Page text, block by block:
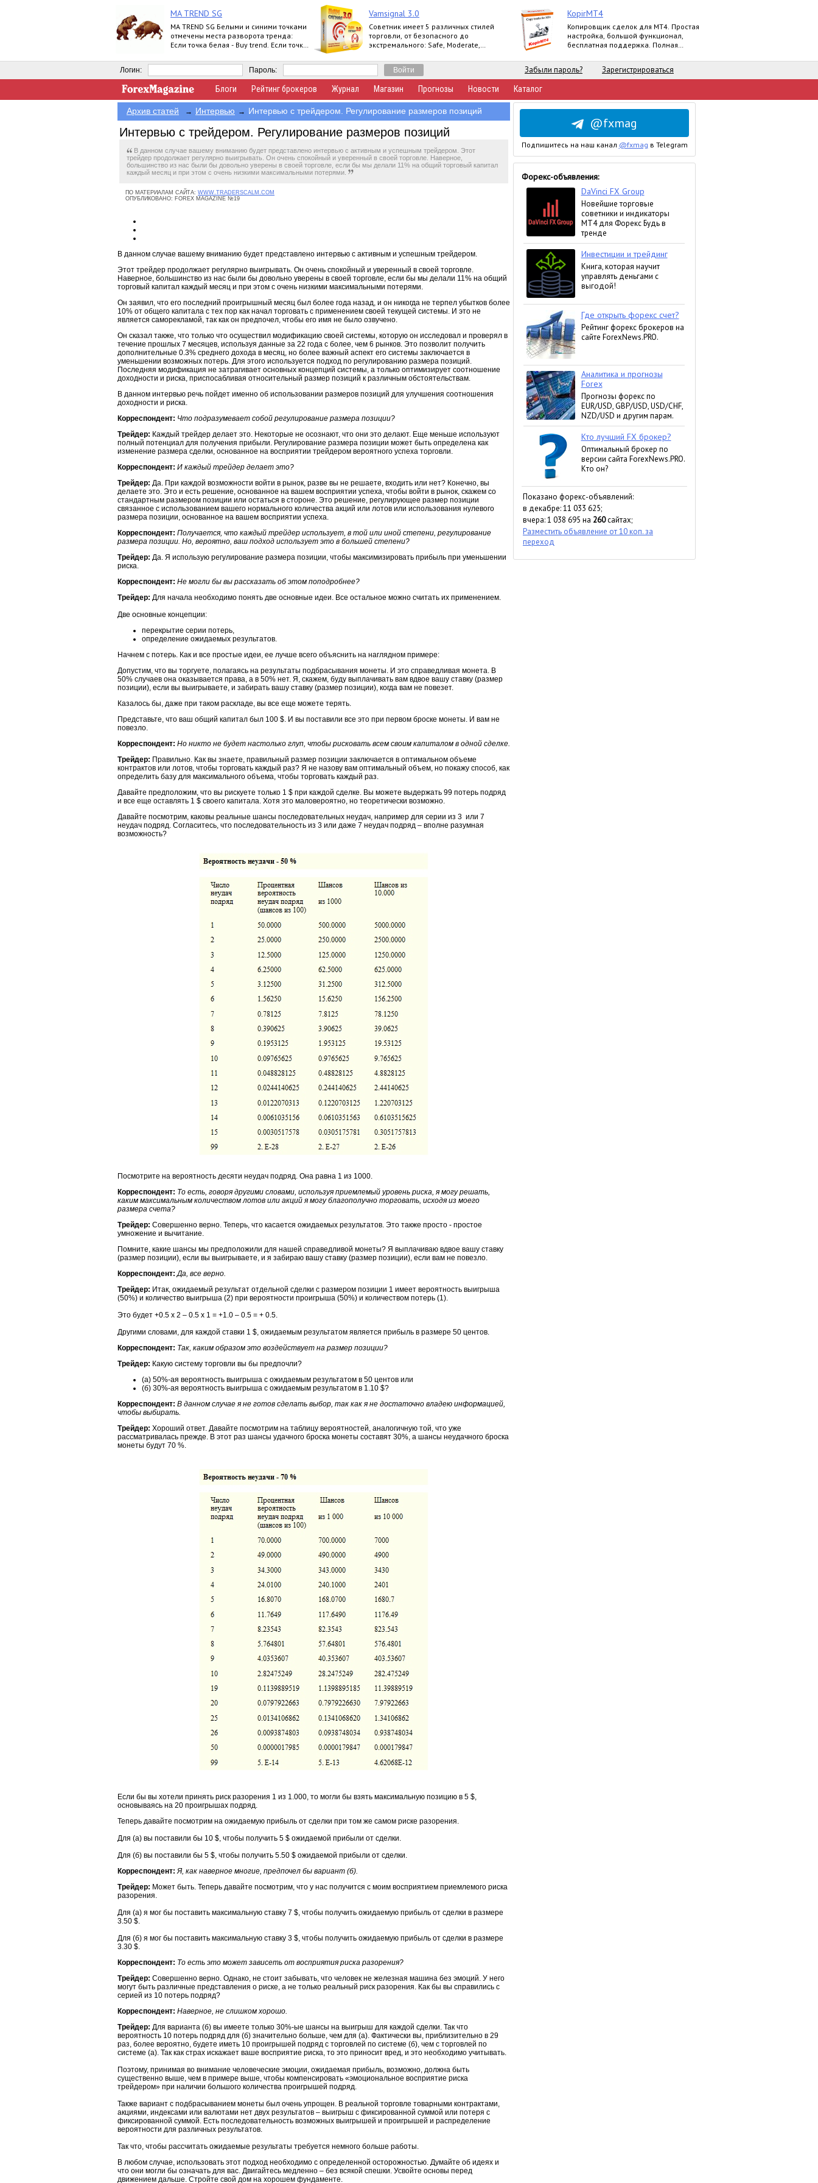
MA TREND SG
MA TREND SG Белыми и синими точками
отмечены места разворота тренда:
Если точка белая - Buy trend. Если точка
Vamsignal 3.0
Советник имеет 5 различных стилей
торговли, от безопасного до
экстремального: Safe, Moderate,
KopirMT4
Копировщик сделок для МТ4. Простая
настройка, большой функционал,
бесплатная поддержка. Полная
Логин: Пароль: Забыли пароль? Зарегистрироваться
Блоги Рейтинг брокеров Журнал Магазин Прогнозы Новости Каталог
Архив статей → Интервью → Интервью с трейдером. Регулирование размеров позиций
Интервью с трейдером. Регулирование размеров позиций
В данном случае вашему вниманию будет представлено интервью с активным и успешным трейдером. Этот
трейдер продолжает регулярно выигрывать. Он очень спокойный и уверенный в своей торговле. Наверное,
большинство из нас были бы довольно уверены в своей торговле, если бы мы делали 11% на общий торговый капитал
каждый месяц и при этом с очень низкими максимальными потерями.
ПО МАТЕРИАЛАМ САЙТА: WWW.TRADERSCALM.COM
ОПУБЛИКОВАНО: FOREX MAGAZINE №19
В данном случае вашему вниманию будет представлено интервью с активным и успешным трейдером.
Этот трейдер продолжает регулярно выигрывать. Он очень спокойный и уверенный в своей торговле.
Наверное, большинство из нас были бы довольно уверены в своей торговле, если бы мы делали 11% на общий
торговый капитал каждый месяц и при этом с очень низкими максимальными потерями.
Он заявил, что его последний проигрышный месяц был более года назад, и он никогда не терпел убытков более
10% от общего капитала с тех пор как начал торговать с применением своей текущей системы. И это не
является саморекламой, так как он предпочел, чтобы его имя не было озвучено.
Он сказал также, что только что осуществил модификацию своей системы, которую он исследовал и проверял в
течение прошлых 7 месяцев, используя данные за 22 года с более, чем 6 рынков. Это позволит получить
дополнительные 0.3% среднего дохода в месяц, но более важный аспект его системы заключается в
уменьшении возможных потерь. Для этого используется подход по регулированию размера позиций.
Последняя модификация не затрагивает основных концепций системы, а только оптимизирует соотношение
доходности и риска, приспосабливая относительный размер позиций к различным обстоятельствам.
В данном интервью речь пойдет именно об использовании размеров позиций для улучшения соотношения
доходности и риска.
Корреспондент: Что подразумевает собой регулирование размера позиции?
Трейдер: Каждый трейдер делает это. Некоторые не осознают, что они это делают. Еще меньше используют
полный потенциал для получения прибыли. Регулирование размера позиции может быть определена как
изменение размера сделки, основанное на восприятии трейдером вероятного успеха торговли.
Корреспондент: И каждый трейдер делает это?
Трейдер: Да. При каждой возможности войти в рынок, разве вы не решаете, входить или нет? Конечно, вы
делаете это. Это и есть решение, основанное на вашем восприятии успеха, чтобы войти в рынок, скажем со
стандартным размером позиции или остаться в стороне. Это решение, регулирующее размер позиции
связанное с использованием вашего нормального количества акций или лотов или использования нулевого
размера позиции, основанное на вашем восприятии успеха.
Корреспондент: Получается, что каждый трейдер использует, в той или иной степени, регулирование
размера позиции. Но, вероятно, ваш подход использует это в большей степени?
Трейдер: Да. Я использую регулирование размера позиции, чтобы максимизировать прибыль при уменьшении
риска.
Корреспондент: Не могли бы вы рассказать об этом поподробнее?
Трейдер: Для начала необходимо понять две основные идеи. Все остальное можно считать их применением.
Две основные концепции:
перекрытие серии потерь,
определение ожидаемых результатов.
Начнем с потерь. Как и все простые идеи, ее лучше всего объяснить на наглядном примере:
Допустим, что вы торгуете, полагаясь на результаты подбрасывания монеты. И это справедливая монета. В
50% случаев она оказывается права, а в 50% нет. Я, скажем, буду выплачивать вам вдвое вашу ставку (размер
позиции), если вы выигрываете, и забирать вашу ставку (размер позиции), когда вам не повезет.
Казалось бы, даже при таком раскладе, вы все еще можете терять.
Представьте, что ваш общий капитал был 100 $. И вы поставили все это при первом броске монеты. И вам не
повезло.
Корреспондент: Но никто не будет настолько глуп, чтобы рисковать всем своим капиталом в одной сделке.
Трейдер: Правильно. Как вы знаете, правильный размер позиции заключается в оптимальном объеме
контрактов или лотов, чтобы торговать каждый раз? Я не назову вам оптимальный объем, но покажу способ, как
определить базу для максимального объема, чтобы торговать каждый раз.
Давайте предположим, что вы рискуете только 1 $ при каждой сделке. Вы можете выдержать 99 потерь подряд
и все еще оставлять 1 $ своего капитала. Хотя это маловероятно, но теоретически возможно.
Давайте посмотрим, каковы реальные шансы последовательных неудач, например для серии из 3 или 7
неудач подряд. Согласитесь, что последовательность из 3 или даже 7 неудач подряд – вполне разумная
возможность?
Посмотрите на вероятность десяти неудач подряд. Она равна 1 из 1000.
Корреспондент: То есть, говоря другими словами, используя приемлемый уровень риска, я могу решать,
каким максимальным количеством лотов или акций я могу благополучно торговать, исходя из моего
размера счета?
Трейдер: Совершенно верно. Теперь, что касается ожидаемых результатов. Это также просто - простое
умножение и вычитание.
Помните, какие шансы мы предположили для нашей справедливой монеты? Я выплачиваю вдвое вашу ставку
(размер позиции), если вы выигрываете, и я забираю вашу ставку (размер позиции), если вам не повезло.
Корреспондент: Да, все верно.
Трейдер: Итак, ожидаемый результат отдельной сделки с размером позиции 1 имеет вероятность выигрыша
(50%) и количество выигрыша (2) при вероятности проигрыша (50%) и количеством потерь (1).
Это будет +0.5 x 2 – 0.5 x 1 = +1.0 – 0.5 = + 0.5.
Другими словами, для каждой ставки 1 $, ожидаемым результатом является прибыль в размере 50 центов.
Корреспондент: Так, каким образом это воздействует на размер позиции?
Трейдер: Какую систему торговли вы бы предпочли?
(а) 50%-ая вероятность выигрыша с ожидаемым результатом в 50 центов или
(б) 30%-ая вероятность выигрыша с ожидаемым результатом в 1.10 $?
Корреспондент: В данном случае я не готов сделать выбор, так как я не достаточно владею информацией,
чтобы выбирать.
Трейдер: Хороший ответ. Давайте посмотрим на таблицу вероятностей, аналогичную той, что уже
рассматривалась прежде. В этот раз шансы удачного броска монеты составят 30%, а шансы неудачного броска
монеты будут 70 %.
Если бы вы хотели принять риск разорения 1 из 1.000, то могли бы взять максимальную позицию в 5 $,
основываясь на 20 проигрышах подряд.
Теперь давайте посмотрим на ожидаемую прибыль от сделки при том же самом риске разорения.
Для (а) вы поставили бы 10 $, чтобы получить 5 $ ожидаемой прибыли от сделки.
Для (б) вы поставили бы 5 $, чтобы получить 5.50 $ ожидаемой прибыли от сделки.
Корреспондент: Я, как наверное многие, предпочел бы вариант (б).
Трейдер: Может быть. Теперь давайте посмотрим, что у нас получится с моим восприятием приемлемого риска
разорения.
Для (а) я мог бы поставить максимальную ставку 7 $, чтобы получить ожидаемую прибыль от сделки в размере
3.50 $.
Для (б) я мог бы поставить максимальную ставку 3 $, чтобы получить ожидаемую прибыль от сделки в размере
3.30 $.
Корреспондент: То есть это может зависеть от восприятия риска разорения?
Трейдер: Совершенно верно. Однако, не стоит забывать, что человек не железная машина без эмоций. У него
могут быть различные представления о риске, а не только реальный риск разорения. Как бы вы справились с
серией из 10 потерь подряд?
Корреспондент: Наверное, не слишком хорошо.
Трейдер: Для варианта (б) вы имеете только 30%-ые шансы на выигрыш для каждой сделки. Так что
вероятность 10 потерь подряд для (б) значительно больше, чем для (а). Фактически вы, приблизительно в 29
раз, более вероятно, будете иметь 10 проигрышей подряд с торговлей по системе (б), чем с торговлей по
системе (а). Так как страх искажает ваше восприятие риска, то это приносит вред, и это необходимо учитывать.
Поэтому, принимая во внимание человеческие эмоции, ожидаемая прибыль, возможно, должна быть
существенно выше, чем в примере выше, чтобы компенсировать «эмоциональное восприятие риска
трейдером» при наличии большого количества проигрышей подряд.
Также вариант с подбрасыванием монеты был очень упрощен. В реальной торговле товарными контрактами,
акциями, индексами или валютами нет двух результатов – выигрыш с фиксированной суммой или потеря с
фиксированной суммой. Есть последовательность возможных выигрышей и проигрышей и распределение
вероятности для различных результатов.
Так что, чтобы рассчитать ожидаемые результаты требуется немного больше работы.
В любом случае, использовать этот подход необходимо с определенной осторожностью. Думайте об идеях и
что они могли бы означать для вас. Двигайтесь медленно – без всякой спешки. Усвойте основы перед
движением дальше. Стройте свой дом на хорошем фундаменте.
@fxmag
Подпишитесь на наш канал @fxmag в Telegram
Форекс-объявления:
Показано форекс-объявлений:
в декабре: 11 033 625;
вчера: 1 038 695 на 260сайтах;
Разместить объявление от 10 коп. за
переход